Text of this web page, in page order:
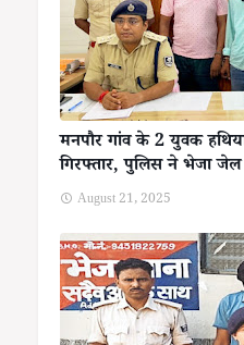
मनपौर गांव के 2 युवक
गिरफ्तार, पुलिस ने भेजा जेल
August 21, 2025